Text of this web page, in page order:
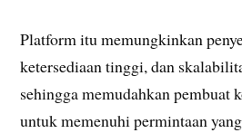
Platform itu memungkinkan
ketersediaan tinggi, dan
sehingga memudahkan pembuat
untuk memenuhi permintaan